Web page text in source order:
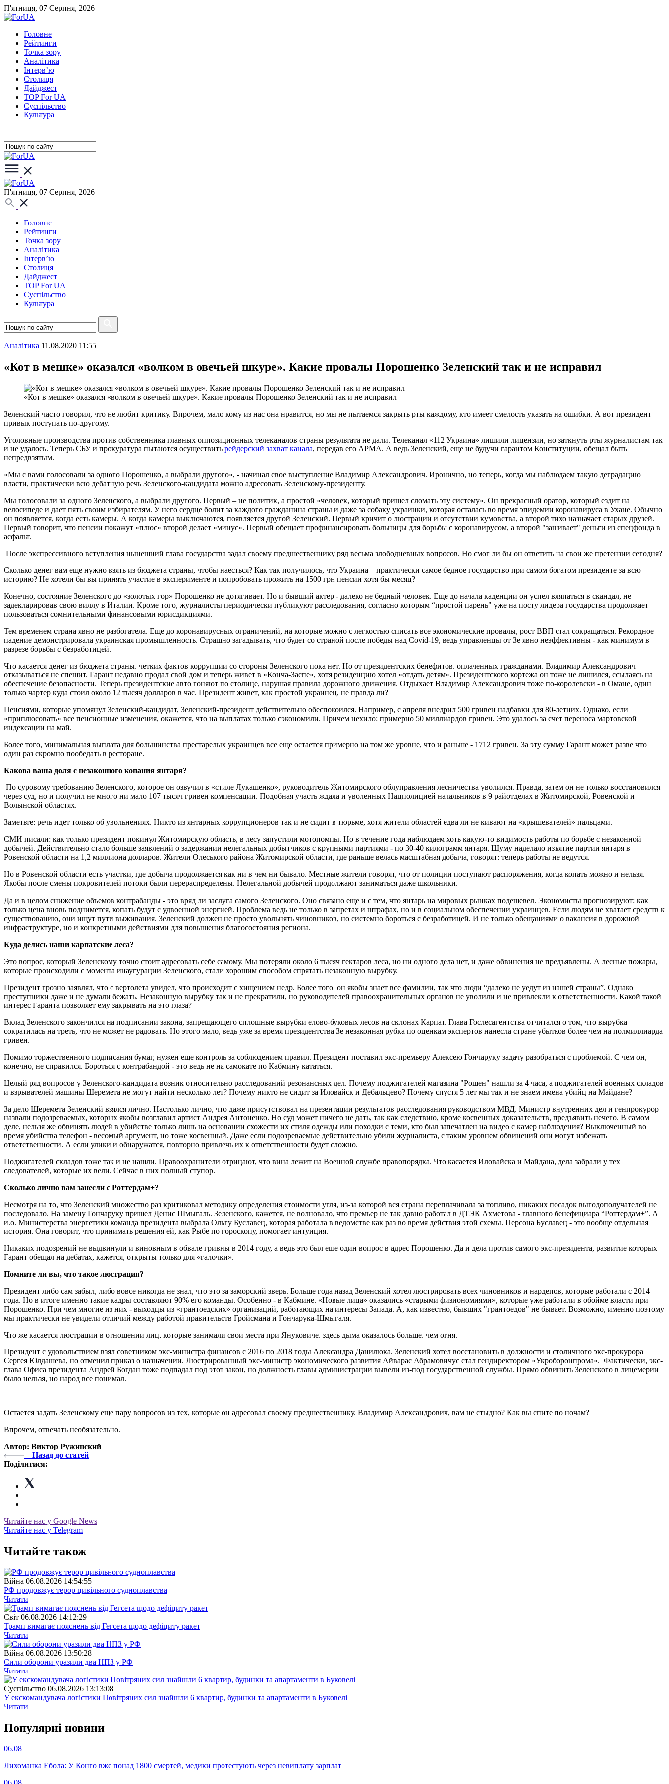
П'ятниця, 07 Серпня, 2026
Головне
Рейтинги
Точка зору
Аналітика
Інтерв’ю
Столиця
Дайджест
TOP For UA
Суспiльство
Культура
П'ятниця, 07 Серпня, 2026
Головне
Рейтинги
Точка зору
Аналітика
Інтерв’ю
Столиця
Дайджест
TOP For UA
Суспiльство
Культура
Аналітика 11.08.2020 11:55
«Кот в мешке» оказался «волком в овечьей шкуре». Какие провалы Порошенко Зеленский так и не исправил
«Кот в мешке» оказался «волком в овечьей шкуре». Какие провалы Порошенко Зеленский так и не исправил
Зеленский часто говорил, что не любит критику. Впрочем, мало кому из нас она нравится, но мы не пытаемся закрыть рты каждому, кто имеет смелость указать на ошибки. А вот президент
привык поступать по-другому.
Уголовные производства против собственника главных оппозиционных телеканалов страны результата не дали. Телеканал «112 Украина» лишили лицензии, но заткнуть рты журналистам так
и не удалось. Теперь СБУ и прокуратура пытаются осуществить рейдерский захват канала, передав его АРМА. А ведь Зеленский, еще не будучи гарантом Конституции, обещал быть
непредвзятым.
«Мы с вами голосовали за одного Порошенко, а выбрали другого», - начинал свое выступление Владимир Александрович. Иронично, но теперь, когда мы наблюдаем такую деградацию
власти, практически всю дебатную речь Зеленского-кандидата можно адресовать Зеленскому-президенту.
Мы голосовали за одного Зеленского, а выбрали другого. Первый – не политик, а простой «человек, который пришел сломать эту систему». Он прекрасный оратор, который ездит на
велосипеде и дает пять своим избирателям. У него сердце болит за каждого гражданина страны и даже за собаку украинки, которая осталась во время эпидемии коронавируса в Ухане. Обычно
он появляется, когда есть камеры. А когда камеры выключаются, появляется другой Зеленский. Первый кричит о люстрации и отсутствии кумовства, а второй тихо назначает старых друзей.
Первый говорит, что пенсии покажут «плюс» второй делает «минус». Первый обещает профинансировать больницы для борьбы с коронавирусом, а второй "зашивает" деньги из спецфонда в
асфальт.
После экспрессивного вступления нынешний глава государства задал своему предшественнику ряд весьма злободневных вопросов. Но смог ли бы он ответить на свои же претензии сегодня?
Сколько денег вам еще нужно взять из бюджета страны, чтобы наесться? Как так получилось, что Украина – практически самое бедное государство при самом богатом президенте за всю
историю? Не хотели бы вы принять участие в эксперименте и попробовать прожить на 1500 грн пенсии хотя бы месяц?
Конечно, состояние Зеленского до «золотых гор» Порошенко не дотягивает. Но и бывший актер - далеко не бедный человек. Еще до начала каденции он успел вляпаться в скандал, не
задекларировав свою виллу в Италии. Кроме того, журналисты периодически публикуют расследования, согласно которым “простой парень" уже на посту лидера государства продолжает
пользоваться сомнительными финансовыми юрисдикциями.
Тем временем страна явно не разбогатела. Еще до коронавирусных ограничений, на которые можно с легкостью списать все экономические провалы, рост ВВП стал сокращаться. Рекордное
падение демонстрировала украинская промышленность. Страшно загадывать, что будет со страной после победы над Covid-19, ведь управленцы от Зе явно неэффективны - как минимум в
разрезе борьбы с безработицей.
Что касается денег из бюджета страны, четких фактов коррупции со стороны Зеленского пока нет. Но от президентских бенефитов, оплаченных гражданами, Владимир Александрович
отказываться не спешит. Гарант недавно продал свой дом и теперь живет в «Конча-Заспе», хотя резиденцию хотел «отдать детям». Президентского кортежа он тоже не лишился, ссылаясь на
обеспечение безопасности. Теперь президентские авто гоняют по столице, нарушая правила дорожного движения. Отдыхает Владимир Александрович тоже по-королевски - в Омане, один
только чартер куда стоил около 12 тысяч долларов в час. Президент живет, как простой украинец, не правда ли?
Пенсиями, которые упомянул Зеленский-кандидат, Зеленский-президент действительно обеспокоился. Например, с апреля внедрил 500 гривен надбавки для 80-летних. Однако, если
«приплюсовать» все пенсионные изменения, окажется, что на выплатах только сэкономили. Причем нехило: примерно 50 миллиардов гривен. Это удалось за счет переноса мартовской
индексации на май.
Более того, минимальная выплата для большинства престарелых украинцев все еще остается примерно на том же уровне, что и раньше - 1712 гривен. За эту сумму Гарант может разве что
один раз скромно пообедать в ресторане.
Какова ваша доля с незаконного копания янтаря?
По суровому требованию Зеленского, которое он озвучил в «стиле Лукашенко», руководитель Житомирского облуправления лесничества уволился. Правда, затем он не только восстановился
через суд, но и получил не много ни мало 107 тысяч гривен компенсации. Подобная участь ждала и уволенных Нацполицией начальников в 9 райотделах в Житомирской, Ровенской и
Волынской областях.
Заметьте: речь идет только об увольнениях. Никто из янтарных коррупционеров так и не сидит в тюрьме, хотя жители областей едва ли не кивают на «крышевателей» пальцами.
СМИ писали: как только президент покинул Житомирскую область, в лесу запустили мотопомпы. Но в течение года наблюдаем хоть какую-то видимость работы по борьбе с незаконной
добычей. Действительно стало больше заявлений о задержании нелегальных добытчиков с крупными партиями - по 30-40 килограмм янтаря. Шуму наделало изъятие партии янтаря в
Ровенской области на 1,2 миллиона долларов. Жители Олеського района Житомирской области, где раньше велась масштабная добыча, говорят: теперь работы не ведутся.
Но в Ровенской области есть участки, где добыча продолжается как ни в чем ни бывало. Местные жители говорят, что от полиции поступают распоряжения, когда копать можно и нельзя.
Якобы после смены покровителей потоки были перераспределены. Нелегальной добычей продолжают заниматься даже школьники.
Да и в целом снижение объемов контрабанды - это вряд ли заслуга самого Зеленского. Оно связано еще и с тем, что янтарь на мировых рынках подешевел. Экономисты прогнозируют: как
только цена вновь поднимется, копать будут с удвоенной энергией. Проблема ведь не только в запретах и штрафах, но и в социальном обеспечении украинцев. Если людям не хватает средств к
существованию, они ищут пути выживания. Зеленский должен не просто увольнять чиновников, но системно бороться с безработицей. И не только обещаниями о вакансия в дорожной
инфраструктуре, но и конкретными действиями для повышения благосостояния региона.
Куда делись наши карпатские леса?
Это вопрос, который Зеленскому точно стоит адресовать себе самому. Мы потеряли около 6 тысяч гектаров леса, но ни одного дела нет, и даже обвинения не предъявлены. А лесные пожары,
которые происходили с момента инаугурации Зеленского, стали хорошим способом спрятать незаконную вырубку.
Президент грозно заявлял, что с вертолета увидел, что происходит с хищением недр. Более того, он якобы знает все фамилии, так что люди “далеко не уедут из нашей страны”. Однако
преступники даже и не думали бежать. Незаконную вырубку так и не прекратили, но руководителей правоохранительных органов не уволили и не привлекли к ответственности. Какой такой
интерес Гаранта позволяет ему закрывать на это глаза?
Вклад Зеленского закончился на подписании закона, запрещающего сплошные вырубки елово-буковых лесов на склонах Карпат. Глава Гослесагентства отчитался о том, что вырубка
сократилась на треть, что не может не радовать. Но этого мало, ведь уже за время президентства Зе незаконная рубка по оценкам экспертов нанесла стране убытков более чем на полмиллиарда
гривен.
Помимо торжественного подписания бумаг, нужен еще контроль за соблюдением правил. Президент поставил экс-премьеру Алексею Гончаруку задачу разобраться с проблемой. С чем он,
конечно, не справился. Бороться с контрабандой - это ведь не на самокате по Кабмину кататься.
Целый ряд вопросов у Зеленского-кандидата возник относительно расследований резонансных дел. Почему поджигателей магазина "Рошен" нашли за 4 часа, а поджигателей военных складов
и взрывателей машины Шеремета не могут найти несколько лет? Почему никто не сидит за Иловайск и Дебальцево? Почему спустя 5 лет мы так и не знаем имена убийц на Майдане?
За дело Шеремета Зеленский взялся лично. Настолько лично, что даже присутствовал на презентации результатов расследования руководством МВД. Министр внутренних дел и генпрокурор
назвали подозреваемых, которых якобы возглавил артист Андрея Антоненко. Но суд может ничего не дать, так как следствию, кроме косвенных доказательств, предъявить нечего. В самом
деле, нельзя же обвинять людей в убийстве только лишь на основании схожести их стиля одежды или походки с теми, кто был запечатлен на видео с камер наблюдения? Выключенный во
время убийства телефон - весомый аргумент, но тоже косвенный. Даже если подозреваемые действительно убили журналиста, с таким уровнем обвинений они могут избежать
ответственности. А если улики и обнаружатся, повторно привлечь их к ответственности будет сложно.
Поджигателей складов тоже так и не нашли. Правоохранители отрицают, что вина лежит на Военной службе правопорядка. Что касается Иловайска и Майдана, дела забрали у тех
следователей, которые их вели. Сейчас в них полный ступор.
Сколько лично вам занесли с Роттердам+?
Несмотря на то, что Зеленский множество раз критиковал методику определения стоимости угля, из-за которой вся страна переплачивала за топливо, никаких посадок выгодополучателей не
последовало. На замену Гончаруку пришел Денис Шмыгаль. Зеленского, кажется, не волновало, что премьер не так давно работал в ДТЭК Ахметова - главного бенефициара “Роттердам+”. А
и.о. Министерства энергетики команда президента выбрала Ольгу Буславец, которая работала в ведомстве как раз во время действия этой схемы. Персона Буславец - это вообще отдельная
история. Она говорит, что принимать решения ей, как Рыбе по гороскопу, помогает интуиция.
Никаких подозрений не выдвинули и виновным в обвале гривны в 2014 году, а ведь это был еще один вопрос в адрес Порошенко. Да и дела против самого экс-президента, развитие которых
Гарант обещал на дебатах, кажется, открыты только для «галочки».
Помните ли вы, что такое люстрация?
Президент либо сам забыл, либо вовсе никогда не знал, что это за заморский зверь. Больше года назад Зеленский хотел люстрировать всех чиновников и нардепов, которые работали с 2014
года. Но в итоге именно такие кадры составляют 90% его команды. Особенно - в Кабмине. «Новые лица» оказались «старыми физиономиями», которые уже работали в обойме власти при
Порошенко. При чем многие из них - выходцы из «грантоедских» организаций, работающих на интересы Запада. А, как известно, бывших "грантоедов" не бывает. Возможно, именно поэтому
мы практически не увидели отличий между работой правительств Гройсмана и Гончарука-Шмыгаля.
Что же касается люстрации в отношении лиц, которые занимали свои места при Януковиче, здесь дыма оказалось больше, чем огня.
Президент с удовольствием взял советником экс-министра финансов с 2016 по 2018 годы Александра Данилюка. Зеленский хотел восстановить в должности и столичного экс-прокурора
Сергея Юлдашева, но отменил приказ о назначении. Люстрированный экс-министр экономического развития Айварас Абрамовичус стал гендиректором «Укроборонпрома». Фактически, экс-
глава Офиса президента Андрей Богдан тоже подпадал под этот закон, но должность главы администрации вывели из-под государственной службы. Прямо обвинить Зеленского в лицемерии
было нельзя, но народ все понимал.
Остается задать Зеленскому еще пару вопросов из тех, которые он адресовал своему предшественнику. Владимир Александрович, вам не стыдно? Как вы спите по ночам?
Впрочем, отвечать необязательно.
Автор: Виктор Ружинский
Назад до статей
Поділитися:
Читайте нас у Google News
Читайте нас у Telegram
Читайте також
Війна 06.08.2026 14:54:55
РФ продовжує терор цивільного судноплавства
Читати
Свiт 06.08.2026 14:12:29
Трамп вимагає пояснень від Гегсета щодо дефіциту ракет
Читати
Війна 06.08.2026 13:50:28
Сили оборони уразили два НПЗ у РФ
Читати
Суспiльство 06.08.2026 13:13:08
У екскомандувача логістики Повітряних сил знайшли 6 квартир, будинки та апартаменти в Буковелі
Читати
Популярнi новини
06.08
Лихоманка Ебола: У Конго вже понад 1800 смертей, медики протестують через невиплату зарплат